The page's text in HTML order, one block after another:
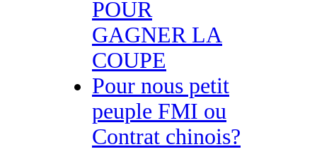
POUR
GAGNER LA
COUPE
Pour nous petit
peuple FMI ou
Contrat chinois?